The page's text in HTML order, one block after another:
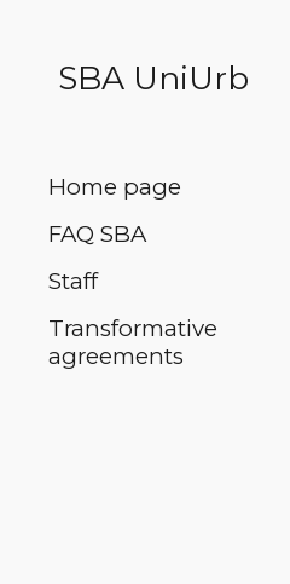
SBA UniUrb
Home page
FAQ SBA
Staff
Transformative
agreements